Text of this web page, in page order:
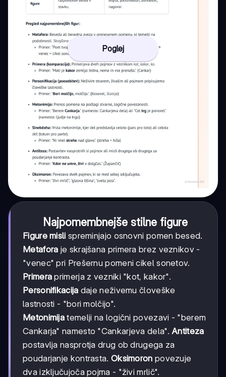
Poglej
Najpomembnejše stilne figure
Figure misli spreminjajo osnovni pomen besed.
Metafora je skrajšana primera brez veznikov -
"venec" pri Prešernu pomeni cikel sonetov.
Primera primerja z vezniki "kot, kakor".
Personifikacija daje neživemu človeške
lastnosti - "bori molčijo".
Metonimija temelji na logični povezavi - "berem
Cankarja" namesto "Cankarjeva dela". Antiteza
postavlja nasprotja drug ob drugega za
poudarjanje kontrasta. Oksimoron povezuje
dva izključujoča pojma - "živi mrlič".